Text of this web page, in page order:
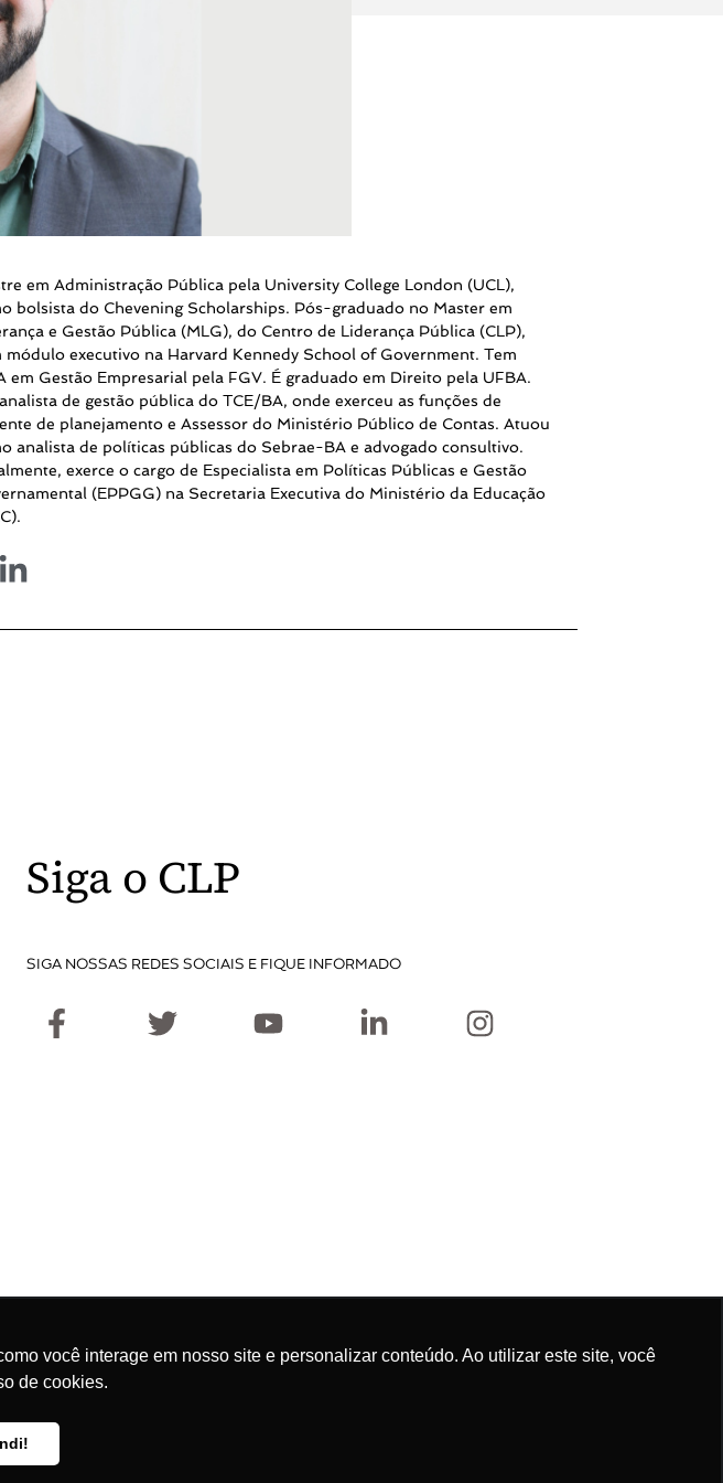
você interage em nosso site e personalizar conteúdo. Ao utilizar este site, você
de cookies.
em Administração Pública pela University College London (UCL),
bolsista do Chevening Scholarships. Pós-graduado no Master em
e Gestão Pública (MLG), do Centro de Liderança Pública (CLP),
módulo executivo na Harvard Kennedy School of Government. Tem
em Gestão Empresarial pela FGV. É graduado em Direito pela UFBA.
de gestão pública do TCE/BA, onde exerceu as funções de
de planejamento e Assessor do Ministério Público de Contas. Atuou
analista de políticas públicas do Sebrae-BA e advogado consultivo.
exerce o cargo de Especialista em Políticas Públicas e Gestão
(EPPGG) na Secretaria Executiva do Ministério da Educação
Siga o CLP
SIGA NOSSAS REDES SOCIAIS E FIQUE INFORMADO